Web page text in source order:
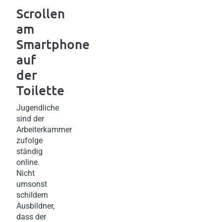
Scrollen
am
Smartphone
auf
der
Toilette
Jugendliche
sind der
Arbeiterkammer
zufolge
ständig
online.
Nicht
umsonst
schildern
Ausbildner,
dass der